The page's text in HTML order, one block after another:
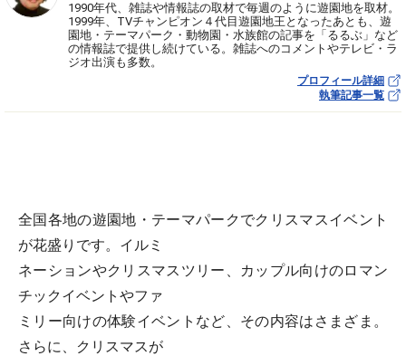
1990年代、雑誌や情報誌の取材で毎週のように遊園地を取材。
1999年、TVチャンピオン４代目遊園地王となったあとも、遊
園地・テーマパーク・動物園・水族館の記事を「るるぶ」など
の情報誌で提供し続けている。雑誌へのコメントやテレビ・ラ
ジオ出演も多数。
プロフィール詳細
執筆記事一覧
全国各地の遊園地・テーマパークでクリスマスイベント
が花盛りです。イルミ
ネーションやクリスマスツリー、カップル向けのロマン
チックイベントやファ
ミリー向けの体験イベントなど、その内容はさまざま。
さらに、クリスマスが